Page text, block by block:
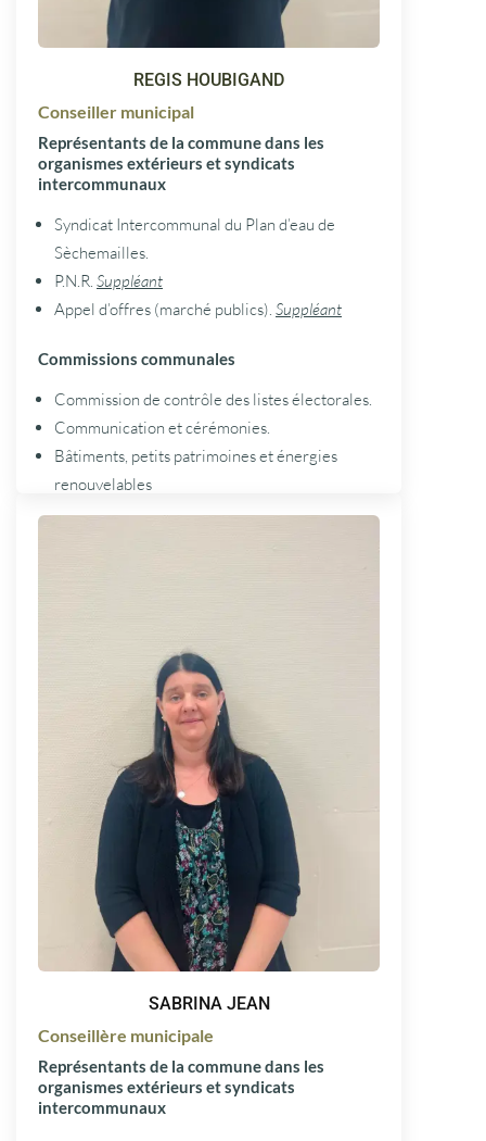
REGIS HOUBIGAND
Conseiller municipal
Représentants de la commune dans les
organismes extérieurs et syndicats
intercommunaux
Syndicat Intercommunal du Plan d’eau de
Sèchemailles.
P.N.R. Suppléant
Appel d’offres (marché publics). Suppléant
Commissions communales
Commission de contrôle des listes électorales.
Communication et cérémonies.
Bâtiments, petits patrimoines et énergies
renouvelables
SABRINA JEAN
Conseillère municipale
Représentants de la commune dans les
organismes extérieurs et syndicats
intercommunaux